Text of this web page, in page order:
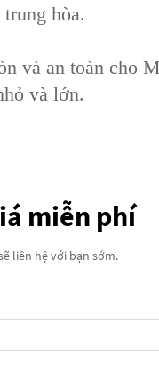
hòa.
và an toàn cho
và lớn.
miễn phí
liên hệ với bạn sớm.